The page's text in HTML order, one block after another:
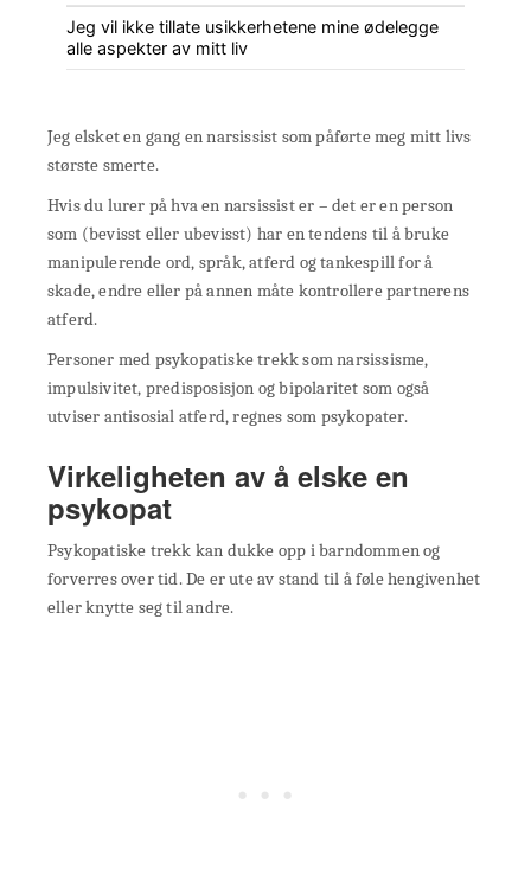
Jeg vil ikke tillate usikkerhetene mine ødelegge
alle aspekter av mitt liv
Jeg elsket en gang en narsissist som påførte meg mitt livs
største smerte.
Hvis du lurer på hva en narsissist er – det er en person
som (bevisst eller ubevisst) har en tendens til å bruke
manipulerende ord, språk, atferd og tankespill for å
skade, endre eller på annen måte kontrollere partnerens
atferd.
Personer med psykopatiske trekk som narsissisme,
impulsivitet, predisposisjon og bipolaritet som også
utviser antisosial atferd, regnes som psykopater.
Virkeligheten av å elske en
psykopat
Psykopatiske trekk kan dukke opp i barndommen og
forverres over tid. De er ute av stand til å føle hengivenhet
eller knytte seg til andre.